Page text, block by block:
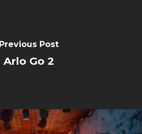
Previous Post
Arlo Go 2